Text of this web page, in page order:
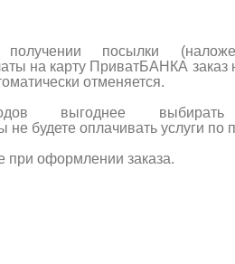
посылки
на карту ПриватБАНКА заказ
отменяется.
выгоднее
будете оплачивать услуги по
при оформлении заказа.